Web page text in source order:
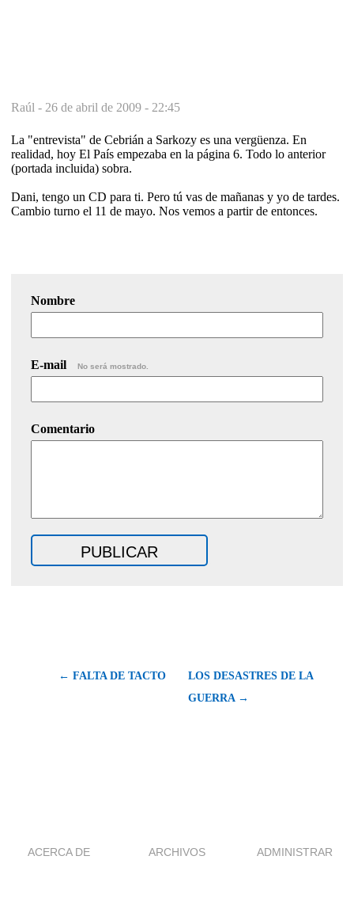
Raúl - 26 de abril de 2009 - 22:45
La "entrevista" de Cebrián a Sarkozy es una vergüenza. En
realidad, hoy El País empezaba en la página 6. Todo lo anterior
(portada incluida) sobra.
Dani, tengo un CD para ti. Pero tú vas de mañanas y yo de tardes.
Cambio turno el 11 de mayo. Nos vemos a partir de entonces.
Nombre
E-mail No será mostrado.
Comentario
← FALTA DE TACTO
LOS DESASTRES DE LA
GUERRA →
ACERCA DE ARCHIVOS ADMINISTRAR